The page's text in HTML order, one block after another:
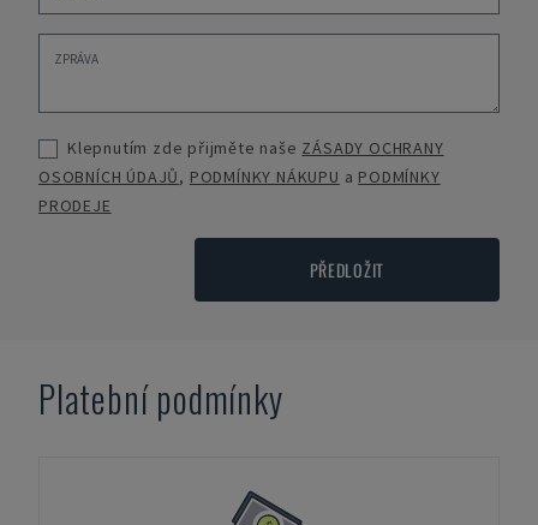
Klepnutím zde přijměte naše ZÁSADY OCHRANY
OSOBNÍCH ÚDAJŮ, PODMÍNKY NÁKUPU a PODMÍNKY
PRODEJE
PŘEDLOŽIT
Platební podmínky